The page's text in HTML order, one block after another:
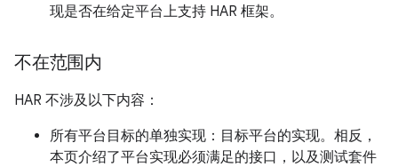
现是否在给定平台上支持 HAR 框架。
不在范围内
HAR 不涉及以下内容：
所有平台目标的单独实现：目标平台的实现。相反，
本页介绍了平台实现必须满足的接口，以及测试套件